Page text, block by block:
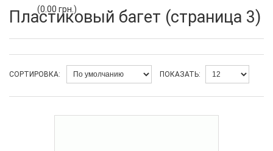
(0.00 грн.)
Пластиковый багет (страница 3)
СОРТИРОВКА: ПОКАЗАТЬ: